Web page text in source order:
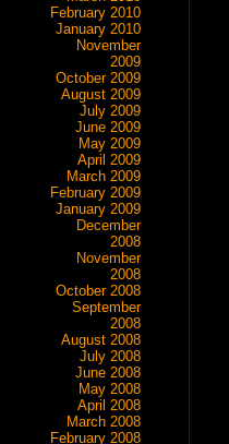
February 2010
January 2010
November
2009
October 2009
August 2009
July 2009
June 2009
May 2009
April 2009
March 2009
February 2009
January 2009
December
2008
November
2008
October 2008
September
2008
August 2008
July 2008
June 2008
May 2008
April 2008
March 2008
February 2008